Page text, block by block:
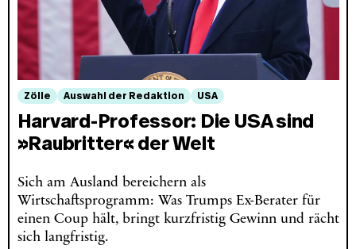
Zölle Auswahl der Redaktion USA
Harvard-Professor: Die USA sind
»Raubritter« der Welt
Sich am Ausland bereichern als
Wirtschaftsprogramm: Was Trumps Ex-Berater für
einen Coup hält, bringt kurzfristig Gewinn und rächt
sich langfristig.